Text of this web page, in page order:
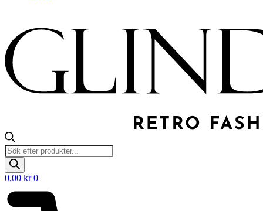
Products
search
0,00 kr 0